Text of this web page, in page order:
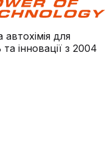
автохімія для
інновації з 2004